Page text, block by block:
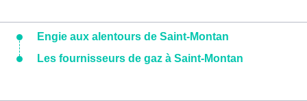
Engie aux alentours de Saint-Montan
Les fournisseurs de gaz à Saint-Montan